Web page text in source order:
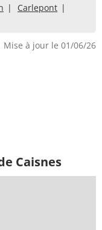
Carlepont
Mise à jour le 01/06/26
Caisnes